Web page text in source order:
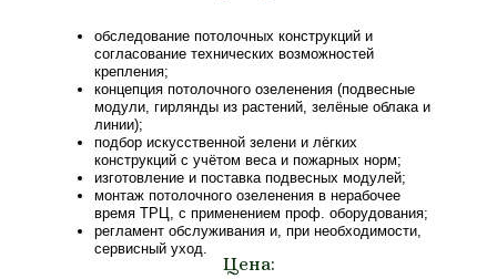
обследование потолочных конструкций и
согласование технических возможностей
крепления;
концепция потолочного озеленения (подвесные
модули, гирлянды из растений, зелёные облака и
линии);
подбор искусственной зелени и лёгких
конструкций с учётом веса и пожарных норм;
изготовление и поставка подвесных модулей;
монтаж потолочного озеленения в нерабочее
время ТРЦ, с применением проф. оборудования;
регламент обслуживания и, при необходимости,
сервисный уход.
Цена: